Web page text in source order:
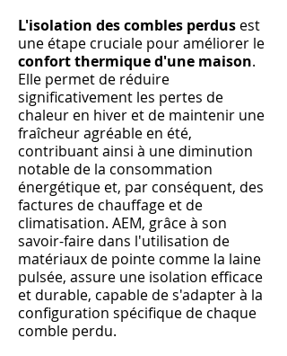
L'isolation des combles perdus est
une étape cruciale pour améliorer le
confort thermique d'une maison.
Elle permet de réduire
significativement les pertes de
chaleur en hiver et de maintenir une
fraîcheur agréable en été,
contribuant ainsi à une diminution
notable de la consommation
énergétique et, par conséquent, des
factures de chauffage et de
climatisation. AEM, grâce à son
savoir-faire dans l'utilisation de
matériaux de pointe comme la laine
pulsée, assure une isolation efficace
et durable, capable de s'adapter à la
configuration spécifique de chaque
comble perdu.